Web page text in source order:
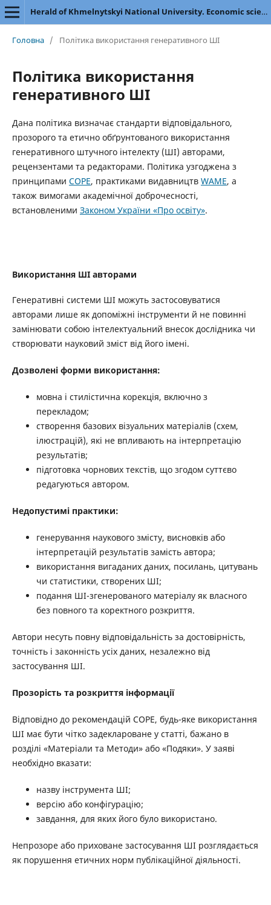
Herald of Khmelnytskyi National University. Economic sciences
Головна / Політика використання генеративного ШІ
Політика використання
генеративного ШІ
Дана політика визначає стандарти відповідального,
прозорого та етично обґрунтованого використання
генеративного штучного інтелекту (ШІ) авторами,
рецензентами та редакторами. Політика узгоджена з
принципами COPE, практиками видавництв WAME, а
також вимогами академічної доброчесності,
встановленими Законом України «Про освіту».
Використання ШІ авторами
Генеративні системи ШІ можуть застосовуватися
авторами лише як допоміжні інструменти й не повинні
замінювати собою інтелектуальний внесок дослідника чи
створювати науковий зміст від його імені.
Дозволені форми використання:
мовна і стилістична корекція, включно з
перекладом;
створення базових візуальних матеріалів (схем,
ілюстрацій), які не впливають на інтерпретацію
результатів;
підготовка чорнових текстів, що згодом суттєво
редагуються автором.
Недопустимі практики:
генерування наукового змісту, висновків або
інтерпретацій результатів замість автора;
використання вигаданих даних, посилань, цитувань
чи статистики, створених ШІ;
подання ШІ-згенерованого матеріалу як власного
без повного та коректного розкриття.
Автори несуть повну відповідальність за достовірність,
точність і законність усіх даних, незалежно від
застосування ШІ.
Прозорість та розкриття інформації
Відповідно до рекомендацій COPE, будь-яке використання
ШІ має бути чітко задеклароване у статті, бажано в
розділі «Матеріали та Методи» або «Подяки». У заяві
необхідно вказати:
назву інструмента ШІ;
версію або конфігурацію;
завдання, для яких його було використано.
Непрозоре або приховане застосування ШІ розглядається
як порушення етичних норм публікаційної діяльності.